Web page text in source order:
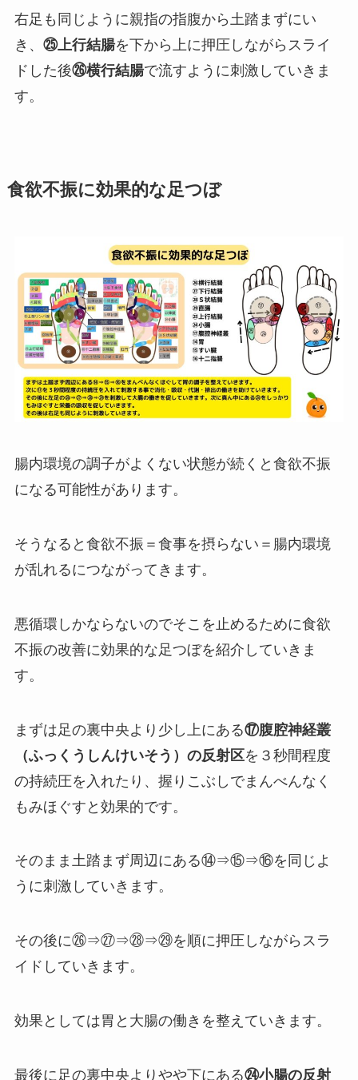
右足も同じように親指の指腹から土踏まずにい
き、 ㉕上行結腸を下から上に押圧しながらスライ
ドした後㉖横行結腸で流すように刺激していきま
す。
食欲不振に効果的な足つぼ
腸内環境の調子がよくない状態が続くと食欲不振
になる可能性があります。
そうなると食欲不振＝食事を摂らない＝腸内環境
が乱れるにつながってきます。
悪循環しかならないのでそこを止めるために食欲
不振の改善に効果的な足つぼを紹介していきま
す。
まずは足の裏中央より少し上にある⑰腹腔神経叢
（ふっくうしんけいそう）の反射区を３秒間程度
の持続圧を入れたり、握りこぶしでまんべんなく
もみほぐすと効果的です。
そのまま土踏まず周辺にある⑭⇒⑮⇒⑯を同じよ
うに刺激していきます。
その後に㉖⇒㉗⇒㉘⇒㉙を順に押圧しながらスラ
イドしていきます。
効果としては胃と大腸の働きを整えていきます。
最後に足の裏中央よりやや下にある㉔小腸の反射